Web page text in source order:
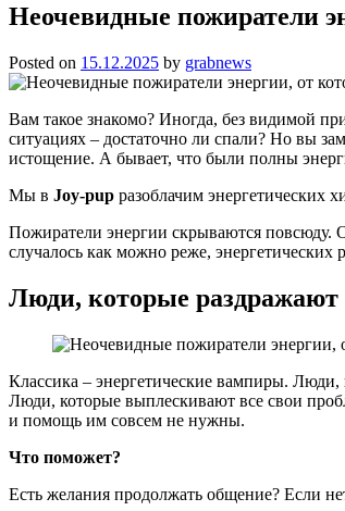
Неочевидные пожиратели
Posted on 15.12.2025 by grabnews
Вам такое знакомо? Иногда, без видимой
ситуациях – достаточно ли спали? Но вы
истощение. А бывает, что были полны
Мы в Joy-pup разоблачим энергетических
Пожиратели энергии скрываются повсюду.
случалось как можно реже, энергетических
Люди, которые раздражают
Классика – энергетические вампиры. Люди,
Люди, которые выплескивают все свои
и помощь им совсем не нужны.
Что поможет?
Есть желания продолжать общение? Если